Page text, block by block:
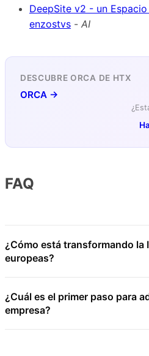
DeepSite v2 - un
enzostvs - AI
DESCUBRE ORCA DE HTX
ORCA →
FAQ
¿Cómo está transformando la
europeas?
¿Cuál es el primer paso para
empresa?